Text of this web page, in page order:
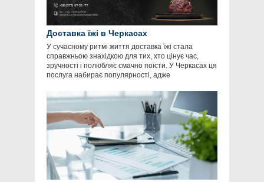
Доставка їжі в Черкасах
У сучасному ритмі життя доставка їжі стала
справжньою знахідкою для тих, хто цінує час,
зручності і полюбляє смачно поїсти. У Черкасах ця
послуга набирає популярності, адже